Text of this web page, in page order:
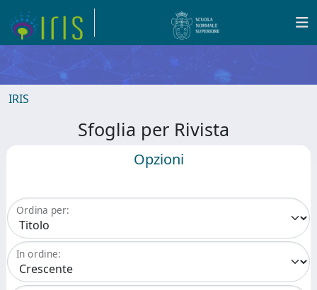
IRIS
Sfoglia per Rivista
Opzioni
Ordina per:
In ordine: